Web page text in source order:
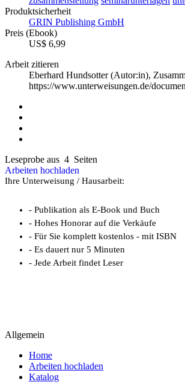
Produktsicherheit
GRIN Publishing GmbH
Preis (Ebook)
US$ 6,99
Arbeit zitieren
Eberhard Hundsotter (Autor:in),
https://www.unterweisungen.de/
Leseprobe aus 4 Seiten
Arbeiten hochladen
Ihre Unterweisung / Hausarbeit:
- Publikation als E-Book und Buch
- Hohes Honorar auf die Verkäufe
- Für Sie komplett kostenlos - mit ISBN
- Es dauert nur 5 Minuten
- Jede Arbeit findet Leser
Allgemein
Home
Arbeiten hochladen
Katalog